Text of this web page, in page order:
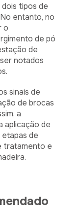
tipos de
entanto, no
o
de pó
de
notados
sinais de
de brocas
a
aplicação de
etapas de
tratamento e